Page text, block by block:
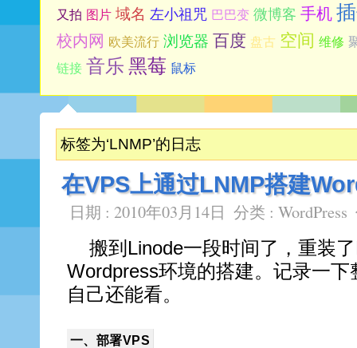
又拍 图片 域名 左小祖咒 巴巴变 微博客 手机
校内网 欧美流行 浏览器 百度 盘古 空间 维修
链接 音乐 黑莓 鼠标
标签为‘LNMP’的日志
在VPS上通过LNMP搭建
日期 : 2010年03月14日 分类 : WordPress
搬到Linode一段时间了，重装
Wordpress环境的搭建。记录一
自己还能看。
一、部署VPS